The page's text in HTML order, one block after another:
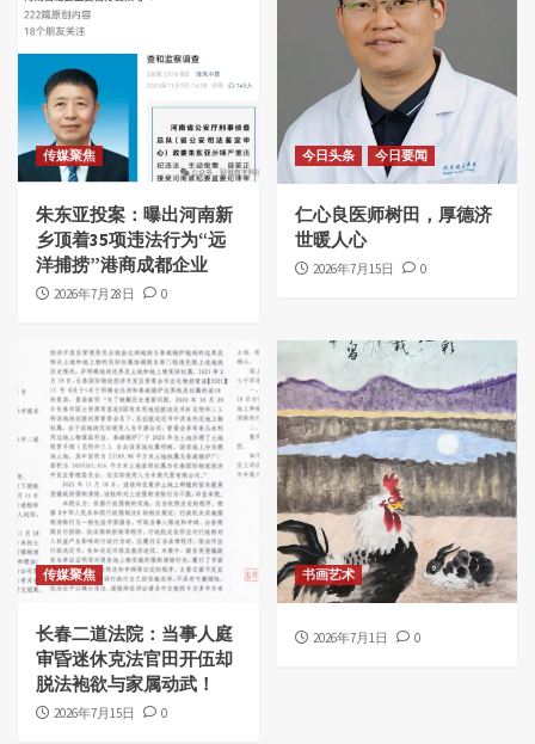
传媒聚焦
朱东亚投案：曝出河南新
乡顶着35项违法行为“远
洋捕捞”港商成都企业
2026年7月28日 0
今日头条 今日要闻
仁心良医师树田，厚德济
世暖人心
2026年7月15日 0
传媒聚焦
长春二道法院：当事人庭
审昏迷休克法官田开伍却
脱法袍欲与家属动武！
2026年7月15日 0
书画艺术
2026年7月1日 0